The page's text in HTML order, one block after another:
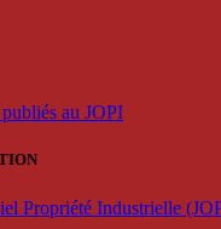
au JOPI
Propriété Industrielle